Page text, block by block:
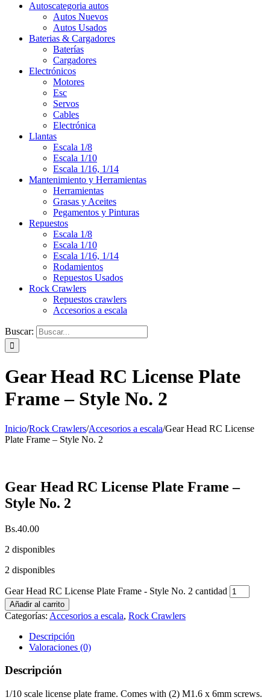
Autoscategoria autos
Autos Nuevos
Autos Usados
Baterias & Cargadores
Baterías
Cargadores
Electrónicos
Motores
Esc
Servos
Cables
Electrónica
Llantas
Escala 1/8
Escala 1/10
Escala 1/16, 1/14
Mantenimiento y Herramientas
Herramientas
Grasas y Aceites
Pegamentos y Pinturas
Repuestos
Escala 1/8
Escala 1/10
Escala 1/16, 1/14
Rodamientos
Repuestos Usados
Rock Crawlers
Repuestos crawlers
Accesorios a escala
Buscar:
Gear Head RC License Plate
Frame – Style No. 2
Inicio/Rock Crawlers/Accesorios a escala/Gear Head RC License
Plate Frame – Style No. 2
Gear Head RC License Plate Frame –
Style No. 2
Bs.40.00
2 disponibles
2 disponibles
Gear Head RC License Plate Frame - Style No. 2 cantidad
Añadir al carrito
Categorías: Accesorios a escala, Rock Crawlers
Descripción
Valoraciones (0)
Descripción
1/10 scale license plate frame. Comes with (2) M1.6 x 6mm screws.